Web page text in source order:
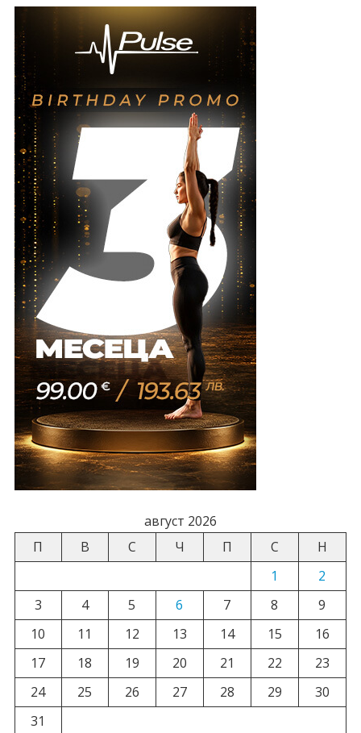
август 2026
П
В С Ч П С
Н
1
2
3
4 5 6 7 8
9
10
11 12 13 14 15
16
17
18 19 20 21 22
23
24
25 26 27 28 29
30
31